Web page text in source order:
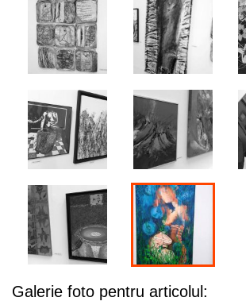
Galerie foto pentru articolul: